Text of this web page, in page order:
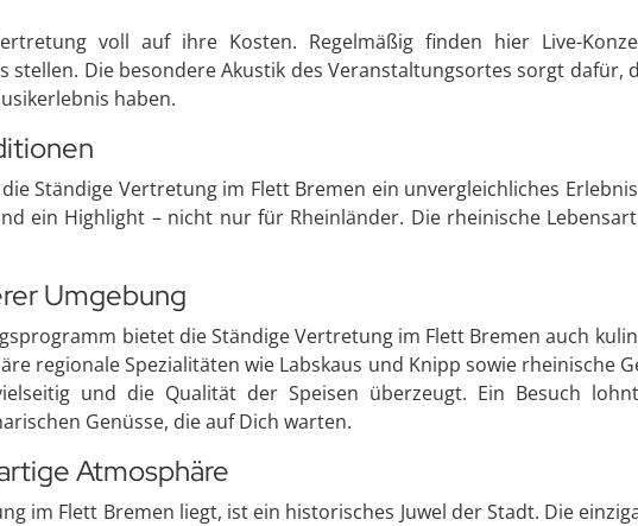
voll auf ihre Kosten. Regelmäßig finden hier Live-
Die besondere Akustik des Veranstaltungsortes sorgt dafür,
haben.
Ständige Vertretung im Flett Bremen ein unvergleichliches
ein Highlight – nicht nur für Rheinländer. Die rheinische
Umgebung
bietet die Ständige Vertretung im Flett Bremen auch
regionale Spezialitäten wie Labskaus und Knipp sowie rheinische
und die Qualität der Speisen überzeugt. Ein Besuch
Genüsse, die auf Dich warten.
Atmosphäre
im Flett Bremen liegt, ist ein historisches Juwel der Stadt. Die